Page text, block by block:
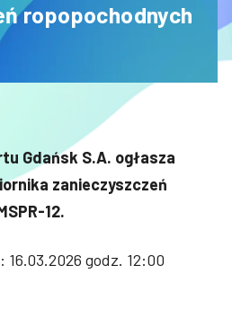
ropopochodnych
Gdańsk S.A. ogłasza
zanieczyszczeń
12.
godz. 12:00